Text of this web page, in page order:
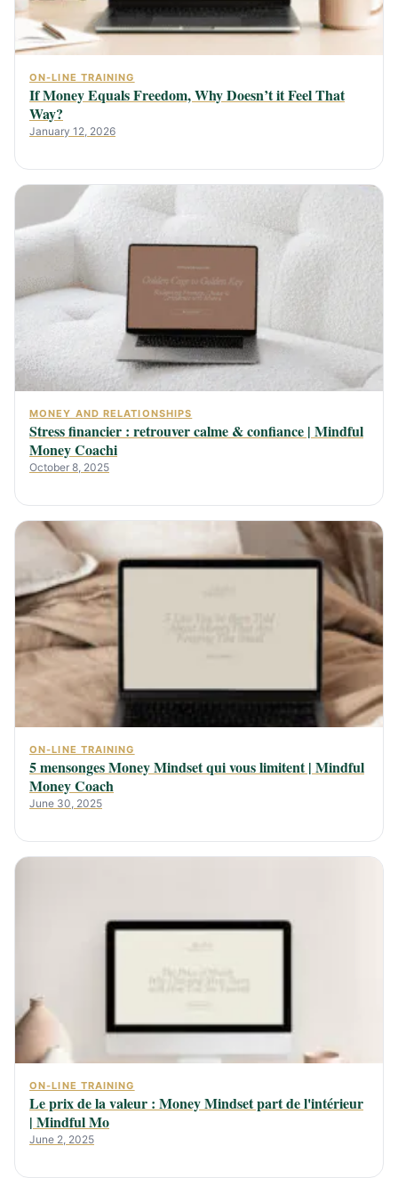
ON-LINE TRAINING
If Money Equals Freedom, Why Doesn’t it Feel That
Way?
January 12, 2026
MONEY AND RELATIONSHIPS
Stress financier : retrouver calme & confiance | Mindful
Money Coachi
October 8, 2025
ON-LINE TRAINING
5 mensonges Money Mindset qui vous limitent | Mindful
Money Coach
June 30, 2025
ON-LINE TRAINING
Le prix de la valeur : Money Mindset part de l'intérieur
| Mindful Mo
June 2, 2025